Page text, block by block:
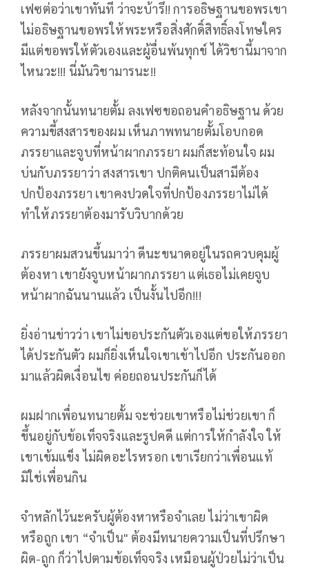
เฟซต่อว่าเขาทันที ว่าจะบ้ารึ!! การอธิษฐานขอพรเขา
ไม่อธิษฐานขอพรให้พระหรือสิ่งศักดิ์สิทธิ์ลงโทษใคร
มีแต่ขอพรให้ตัวเองและผู้อื่นพ้นทุกข์ ได้วิชานี้มาจาก
ไหนวะ!!! นี่มันวิชามารนะ!!
หลังจากนั้นทนายตั้ม ลงเฟซขอถอนคำอธิษฐาน ด้วย
ความขี้สงสารของผม เห็นภาพทนายตั้มโอบกอด
ภรรยาและจูบที่หน้าผากภรรยา ผมก็สะท้อนใจ ผม
บ่นกับภรรยาว่า สงสารเขา ปกติคนเป็นสามีต้อง
ปกป้องภรรยา เขาคงปวดใจที่ปกป้องภรรยาไม่ได้
ทำให้ภรรยาต้องมารับวิบากด้วย
ภรรยาผมสวนขึ้นมาว่า ดีนะขนาดอยู่ในรถควบคุมผู้
ต้องหา เขายังจูบหน้าผากภรรยา แต่เธอไม่เคยจูบ
หน้าผากฉันนานแล้ว เป็นงั้นไปอีก!!!
ยิ่งอ่านข่าวว่า เขาไม่ขอประกันตัวเองแต่ขอให้ภรรยา
ได้ประกันตัว ผมก็ยิ่งเห็นใจเขาเข้าไปอีก ประกันออก
มาแล้วผิดเงื่อนไข ค่อยถอนประกันก็ได้
ผมฝากเพื่อนทนายตั้ม จะช่วยเขาหรือไม่ช่วยเขา ก็
ขึ้นอยู่กับข้อเท็จจริงและรูปคดี แต่การให้กำลังใจ ให้
เขาเข้มแข็ง ไม่ผิดอะไรหรอก เขาเรียกว่าเพื่อนแท้
มิใช่เพื่อนกิน
จำหลักไว้นะครับผู้ต้องหาหรือจำเลย ไม่ว่าเขาผิด
หรือถูก เขา “จำเป็น" ต้องมีทนายความเป็นที่ปรึกษา
ผิด-ถูก ก็ว่าไปตามข้อเท็จจริง เหมือนผู้ป่วยไม่ว่าเป็น